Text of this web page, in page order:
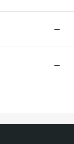
—
—